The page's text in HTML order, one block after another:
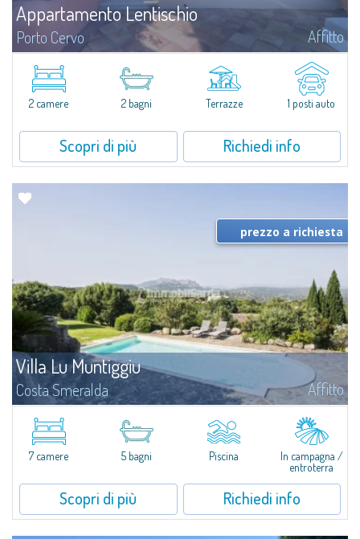
Appartamento Lentischio
Porto Cervo Affitto
Appartamento in affitto nel cuore di Porto Cervo, a pochi passi dalla
vecchia Marina e dalla famosa Promenade.L’appartamento si trova al primo
piano, all'interno del complesso residenziale Lentischio, separato dal mare...
2 camere 2 bagni Terrazze 1 posti auto
Scopri di più Richiedi info
Villa Lu Muntiggiu
Costa Smeralda Affitto
Splendida villa immersa nel verde sulla collina di Mirialveda, a metà strada
fra Capriccioli e San Pantaleo.Villa Lu Muntiggiu è un grande stazzo
completamente rimodernato, in cui gli spazi sono stati ripensati da zero...
prezzo a richiesta
7 camere 5 bagni Piscina
In campagna /
entroterra
Scopri di più Richiedi info